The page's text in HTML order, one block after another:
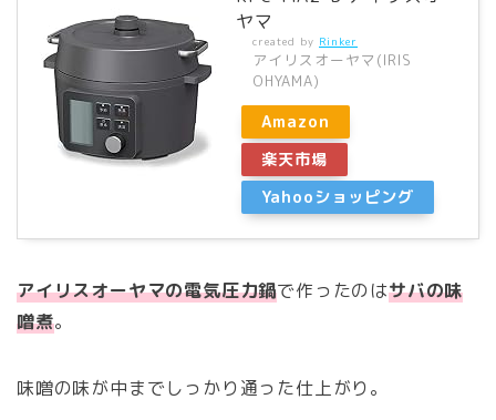
ヤマ
created by Rinker
アイリスオーヤマ(IRIS
OHYAMA)
Amazon
楽天市場
Yahooショッピング
アイリスオーヤマの電気圧力鍋で作ったのはサバの味
噌煮。
味噌の味が中までしっかり通った仕上がり。